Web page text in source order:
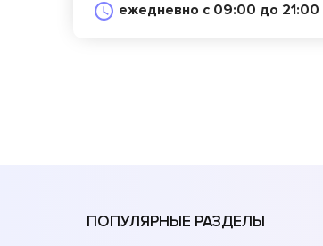
ежедневно с 09:00 до 21:00
ПОПУЛЯРНЫЕ РАЗДЕЛЫ